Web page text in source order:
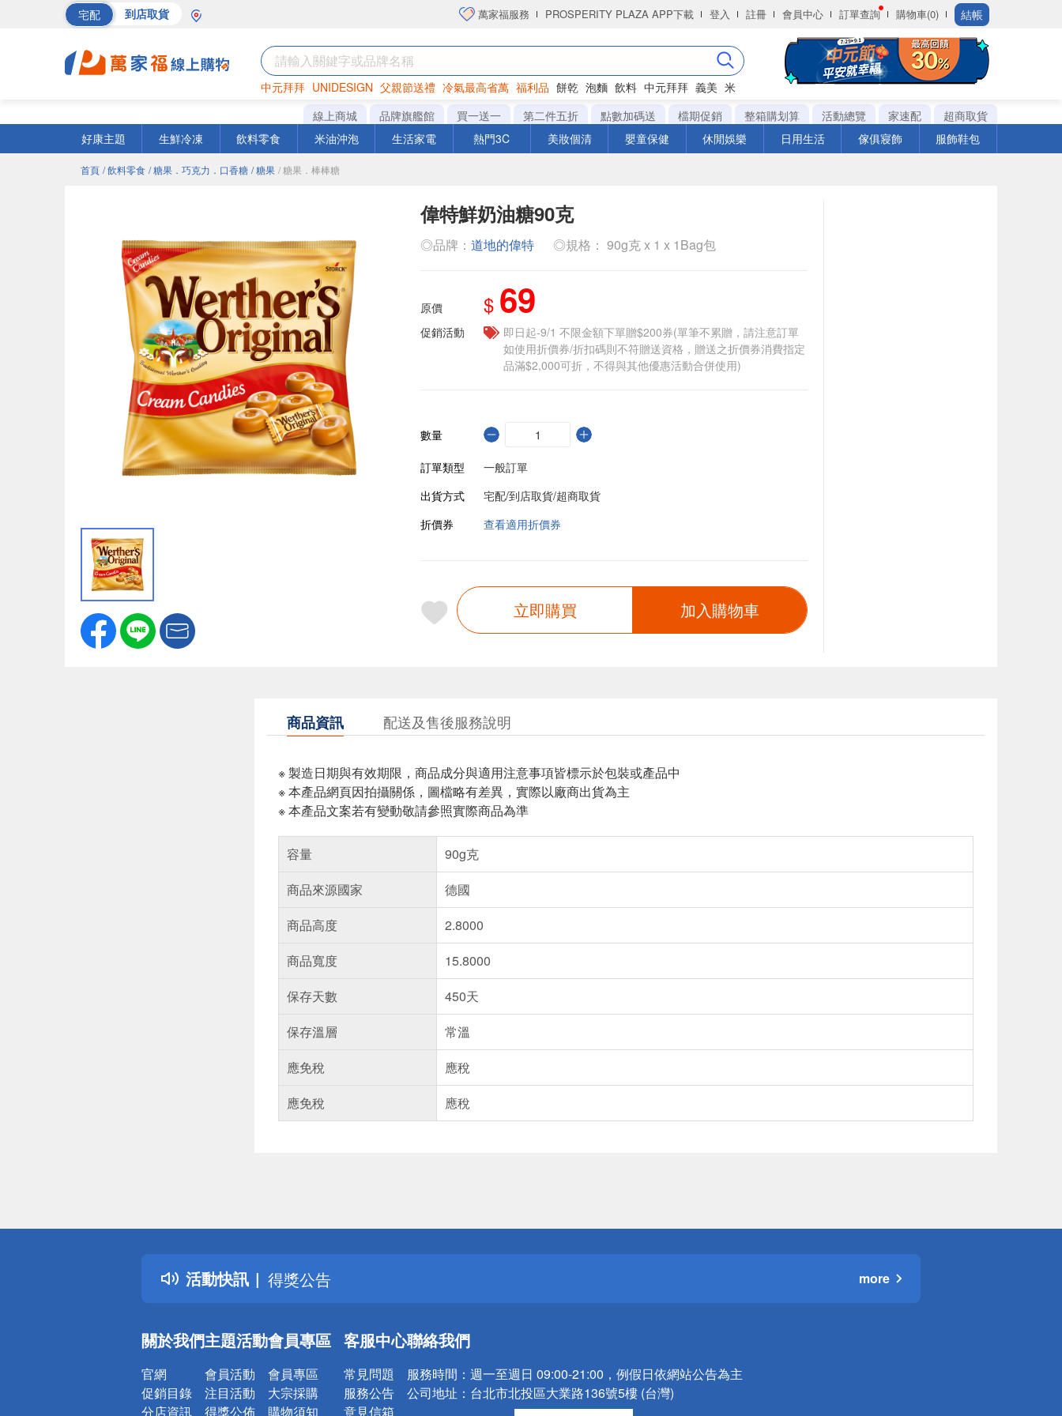
宅配 到店取貨 萬家福服務 PROSPERITY PLAZA APP下載 登入 註冊 會員中心 訂單查詢 購物車(0) 結帳
中元拜拜 UNIDESIGN 父親節送禮 冷氣最高省萬 福利品 餅乾 泡麵 飲料 中元拜拜 義美 米
巧克力 罐頭 衛生紙
線上商城 品牌旗艦館 買一送一 第二件五折 點數加碼送 檔期促銷 整箱購划算 活動總覽 家速配
超商取貨
好康主題
生鮮冷凍 飲料零食 米油沖泡 生活家電 熱門3C 美妝個清 嬰童保健 休閒娛樂 日用生活 傢俱寢飾 服飾鞋包
首頁 / 飲料零食 / 糖果．巧克力．口香糖 / 糖果 / 糖果．棒棒糖
偉特鮮奶油糖90克
◎品牌： 道地的偉特 ◎規格： 90g克 x 1 x 1Bag包
原價 $ 69
促銷活動
即日起-9/1 不限金額下單贈$200券(單筆不累贈，請注意訂單
如使用折價券/折扣碼則不符贈送資格，贈送之折價券消費指定
品滿$2,000可折，不得與其他優惠活動合併使用)
數量
訂單類型
一般訂單
出貨方式
宅配/到店取貨/超商取貨
折價券
查看適用折價券
立即購買 加入購物車
商品資訊 配送及售後服務說明
※ 製造日期與有效期限，商品成分與適用注意事項皆標示於包裝或產品中
※ 本產品網頁因拍攝關係，圖檔略有差異，實際以廠商出貨為主
※ 本產品文案若有變動敬請參照實際商品為準
容量
90g克
商品來源國家
德國
商品高度
2.8000
商品寬度
15.8000
保存天數
450天
保存溫層
常溫
應免稅
應稅
應免稅
應稅
活動快訊
偏遠地區配送
詐騙網頁！請小心！
得獎公告
熱門話題
偏遠地區配送
詐騙網頁！請小心！
more
關於我們
官網
促銷目錄
分店資訊
主題活動
會員活動
注目活動
得獎公佈
會員專區
會員專區
大宗採購
購物須知
客服中心
常見問題
服務公告
意見信箱
聯絡我們
服務時間： 週一至週日 09:00-21:00，例假日依網站公告為主
公司地址： 台北市北投區大業路136號5樓 (台灣)